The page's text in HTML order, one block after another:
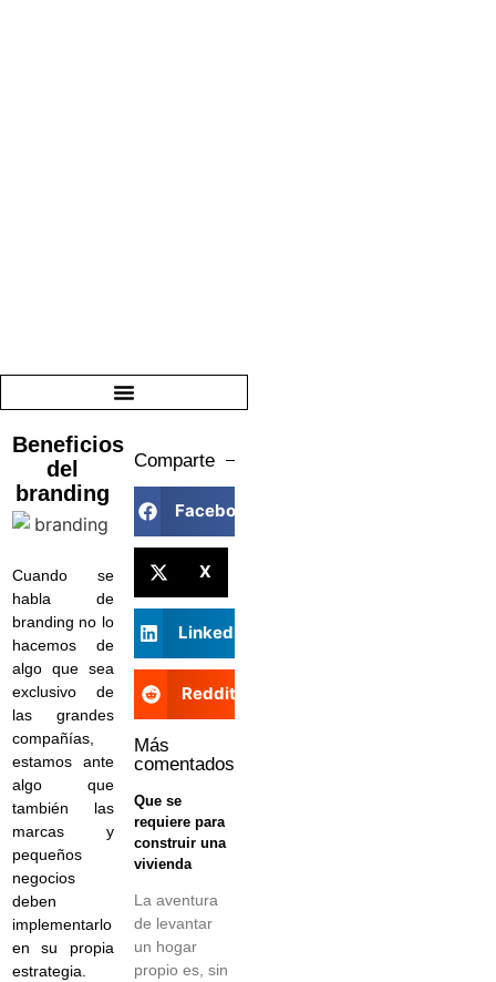
Beneficios
del
branding
Cuando se
habla de
branding no lo
hacemos de
algo que sea
exclusivo de
las grandes
compañías,
estamos ante
algo que
también las
marcas y
pequeños
negocios
deben
implementarlo
en su propia
estrategia.
Comparte
Facebook
X
LinkedIn
Reddit
Más
comentados
Que se
requiere para
construir una
vivienda
La aventura
de levantar
un hogar
propio es, sin